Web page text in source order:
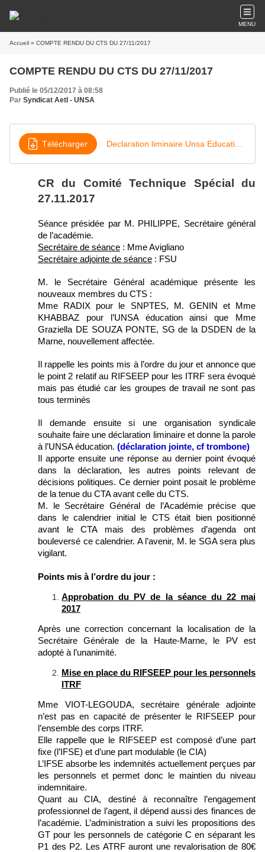
MENU
Accueil » COMPTE RENDU DU CTS DU 27/11/2017
COMPTE RENDU DU CTS DU 27/11/2017
Publié le 05/12/2017 à 08:58
Par Syndicat AetI - UNSA
Télécharger
CR du Comité Technique Spécial du
27.11.2017
Séance présidée par M. PHILIPPE, Secrétaire général
de l’académie.
Secrétaire de séance : Mme Avigliano
Secrétaire adjointe de séance : FSU
M. le Secrétaire Général académique présente les
nouveaux membres du CTS :
Mme RADIX pour le SNPTES, M. GENIN et Mme
KHABBAZ pour l’UNSA éducation ainsi que Mme
Graziella DE SOUZA PONTE, SG de la DSDEN de la
Marne, nouvellement affectée.
Il rappelle les points mis à l’ordre du jour et annonce que
le point 2 relatif au RIFSEEP pour les ITRF sera évoqué
mais pas étudié car les groupes de travail ne sont pas
tous terminés
Il demande ensuite si une organisation syndicale
souhaite faire une déclaration liminaire et donne la parole
à l’UNSA éducation. (déclaration jointe, cf trombone)
Il apporte ensuite une réponse au dernier point évoqué
dans la déclaration, les autres points relevant de
décisions politiques. Ce dernier point posait le problème
de la tenue du CTA avant celle du CTS.
M. le Secrétaire Général de l’Académie précise que
dans le calendrier initial le CTS était bien positionné
avant le CTA mais des problèmes d’agenda ont
bouleversé ce calendrier. A l’avenir, M. le SGA sera plus
vigilant.
Points mis à l’ordre du jour :
Approbation du PV de la séance du 22 mai
2017
Après une correction concernant la localisation de la
Secrétaire Générale de la Haute-Marne, le PV est
adopté à l’unanimité.
Mise en place du RIFSEEP pour les personnels
ITRF
Mme VIOT-LEGOUDA, secrétaire générale adjointe
n’est pas en capacité de présenter le RIFSEEP pour
l’ensemble des corps ITRF.
Elle rappelle que le RIFSEEP est composé d’une part
fixe (l’IFSE) et d’une part modulable (le CIA)
L’IFSE absorbe les indemnités actuellement perçues par
les personnels et permet donc le maintien du niveau
indemnitaire.
Quant au CIA, destiné à reconnaître l’engagement
professionnel de l’agent, il dépend aussi des finances de
l’académie. L’administration a suivi les propositions des
GT pour les personnels de catégorie C en séparant les
P1 des P2. Les ATRF auront une revalorisation de 80€